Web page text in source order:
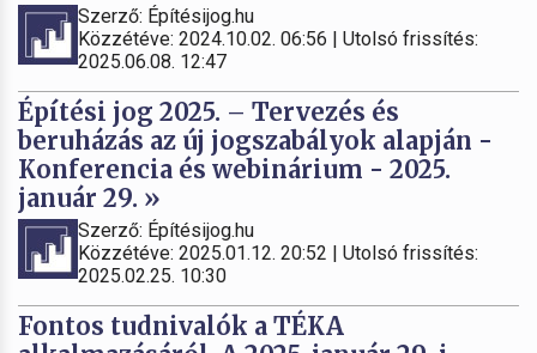
Szerző: Építésijog.hu
Közzétéve: 2024.10.02. 06:56 | Utolsó frissítés:
2025.06.08. 12:47
Építési jog 2025. – Tervezés és
beruházás az új jogszabályok alapján -
Konferencia és webinárium - 2025.
január 29. »
Szerző: Építésijog.hu
Közzétéve: 2025.01.12. 20:52 | Utolsó frissítés:
2025.02.25. 10:30
Fontos tudnivalók a TÉKA